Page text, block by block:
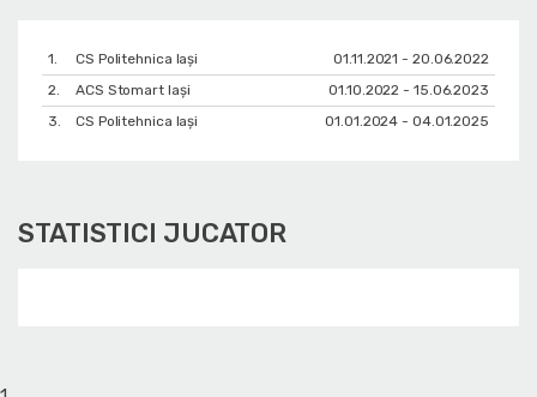
1. CS Politehnica Iași
01.11.2021 - 20.06.2022
2.
ACS Stomart Iași
01.10.2022 - 15.06.2023
3.
CS Politehnica Iași 01.01.2024 - 04.01.2025
STATISTICI JUCATOR